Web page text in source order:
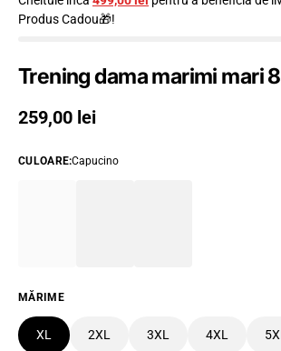
Produs Cadou🎁!
Trening dama marimi mari
Preț obișnuit
259,00 lei
CULOARE:Capucino
MĂRIME
XL 2XL 3XL 4XL